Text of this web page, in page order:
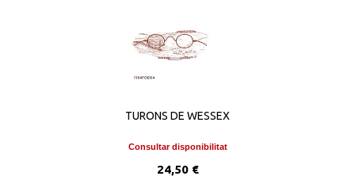
TURONS DE WESSEX
Consultar disponibilitat
24,50 €